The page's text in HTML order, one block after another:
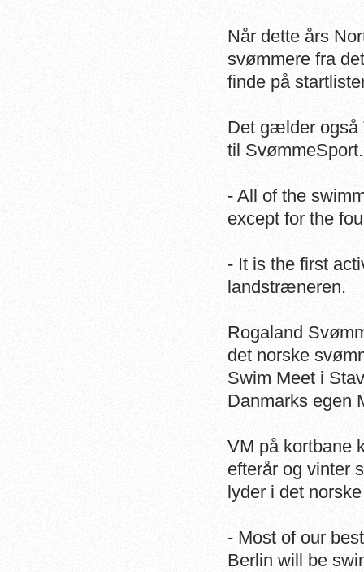
Når dette års
svømmere fra
finde på
Det gælder også
til SvømmeSport.
- All of the
except for the
- It is the first
landstræneren.
Rogaland
det norske
Swim Meet i
Danmarks egen
VM på kortbane
efterår og vinter
lyder i det
- Most of our
Berlin will be